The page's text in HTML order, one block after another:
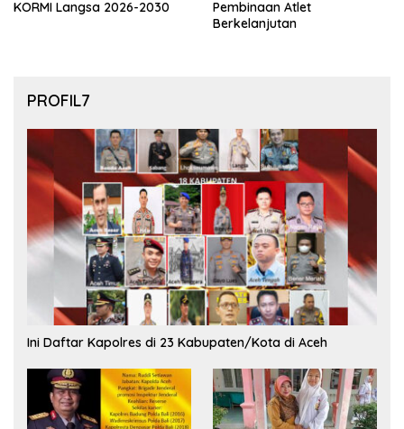
KORMI Langsa 2026-2030
Pembinaan Atlet
Berkelanjutan
PROFIL7
Ini Daftar Kapolres di 23 Kabupaten/Kota di Aceh